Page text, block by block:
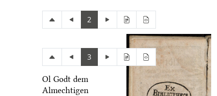
2
3
Ol Godt dem
Almechtigen